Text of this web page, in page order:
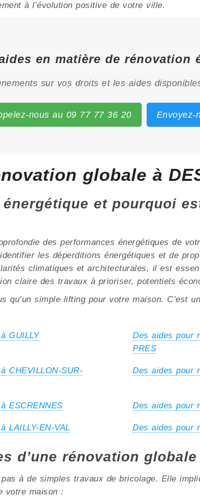
à l’évolution positive de votre ville.
en matière de rénovation
sur vos droits et les aides
nous au 09 77 77 36 20 Envoyez-
globale à
énergétique et pourquoi
des performances énergétiques de
les déperditions énergétiques et de
climatiques et architecturales, il est
claire des travaux à prioriser, potentiels
qu’un simple lifting pour votre maison. C’est
GUILLY
Des aides pour
PRES
CHEVILLON-SUR-
Des aides pour
ESCRENNES Des aides pour
LAILLY-EN-VAL Des aides pour
d’une rénovation globale
à de simples travaux de bricolage. Elle
votre maison :